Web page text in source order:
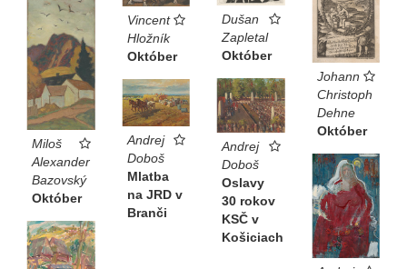
Dušan
Zapletal
Október
Johann
Christoph
Dehne
Október
Vincent
Hložník
Október
Miloš
Alexander
Bazovský
Október
Andrej
Doboš
Oslavy
30 rokov
KSČ v
Košiciach
Andrej
Doboš
Mlatba
na JRD v
Branči